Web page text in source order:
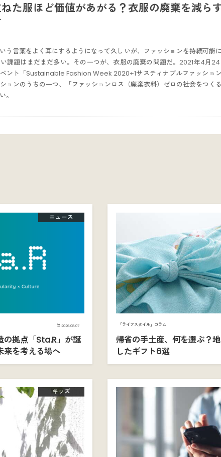
た服ほど価値があがる？衣服の廃棄を減ら
う言葉をよく耳にするようになって久しいが、ファッションを持続可能
課題はまだまだ多い。その一つが、衣服の廃棄の問題だ。2021年4月
ント「Sustainable Fashion Week 2020+1サスティナブルファッショ
ョンのうちの一つ、「ファッションロス（廃棄衣料）ゼロの社会をつく
。
ニュース
2026.08.07
の拠点「Sta.R」が誕
来を考える場へ
「ライフスタイル」コラム
帰省の手土産、何を選ぶ？
したギフト6選
キッズ